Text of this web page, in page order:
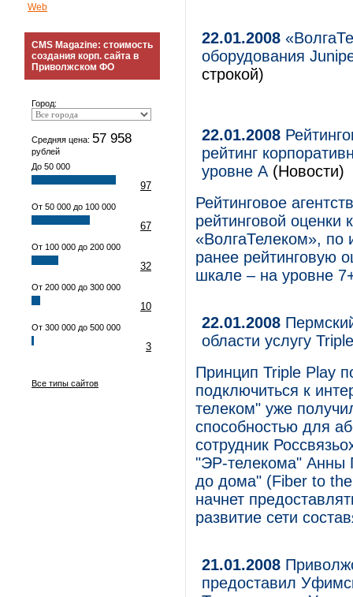
Web
CMS Magazine: стоимость
создания корп. сайта в
Приволжском ФО
Город:
Средняя цена: 57 958
рублей
До 50 000
97
От 50 000 до 100 000
67
От 100 000 до 200 000
32
От 200 000 до 300 000
10
От 300 000 до 500 000
3
Все типы сайтов
22.01.2008
оборудования
строкой)
22.01.2008
рейтинг
уровне А (Новости)
Рейтинговое
рейтинговой
«ВолгаТелеком», по
ранее рейтинговую
шкале – на уровне
22.01.2008
области услугу
Принцип Triple Play
подключиться к
телеком" уже
способностью для
сотрудник
"ЭР-телекома" Анны
до дома" (Fiber to
начнет
развитие сети
21.01.2008
предоставил